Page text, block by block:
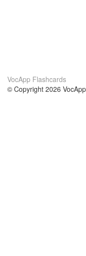
VocApp Flashcards
© Copyright 2026 VocApp